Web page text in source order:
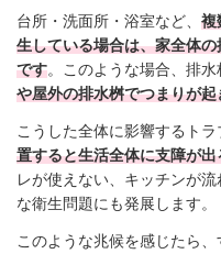
台所・洗面所・浴室など、 複
生している場合は、家全体
です。このような場合、排水
や屋外の排水桝でつまりが
こうした全体に影響するトラ
置すると生活全体に支障が
レが使えない、キッチンが
な衛生問題にも発展します。
このような兆候を感じたら